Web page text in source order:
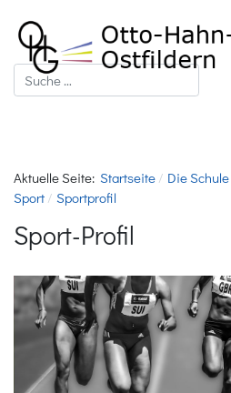
Suchen
Aktuelle Seite: Startseite Die Schule
Sport
Sportprofil
Sport-Profil